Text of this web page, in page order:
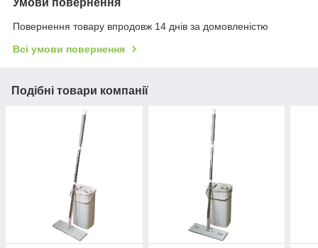
Умови повернення
Повернення товару впродовж 14 днів за домовленістю
Всі умови повернення
Подібні товари компанії